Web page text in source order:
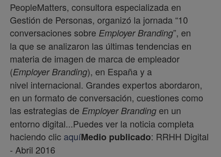
PeopleMatters, consultora especializada en
Gestión de Personas, organizó la jornada “10
conversaciones sobre Employer Branding”, en
la que se analizaron las últimas tendencias en
materia de imagen de marca de empleador
(Employer Branding), en España y a
nivel internacional. Grandes expertos abordaron,
en un formato de conversación, cuestiones como
las estrategias de Employer Branding en un
entorno digital...Puedes ver la noticia completa
haciendo clic aquíMedio publicado: RRHH Digital
- Abril 2016